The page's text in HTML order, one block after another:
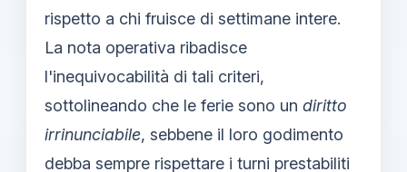
rispetto a chi fruisce di settimane intere.
La nota operativa ribadisce
l'inequivocabilità di tali criteri,
sottolineando che le ferie sono un diritto
irrinunciabile, sebbene il loro godimento
debba sempre rispettare i turni prestabiliti